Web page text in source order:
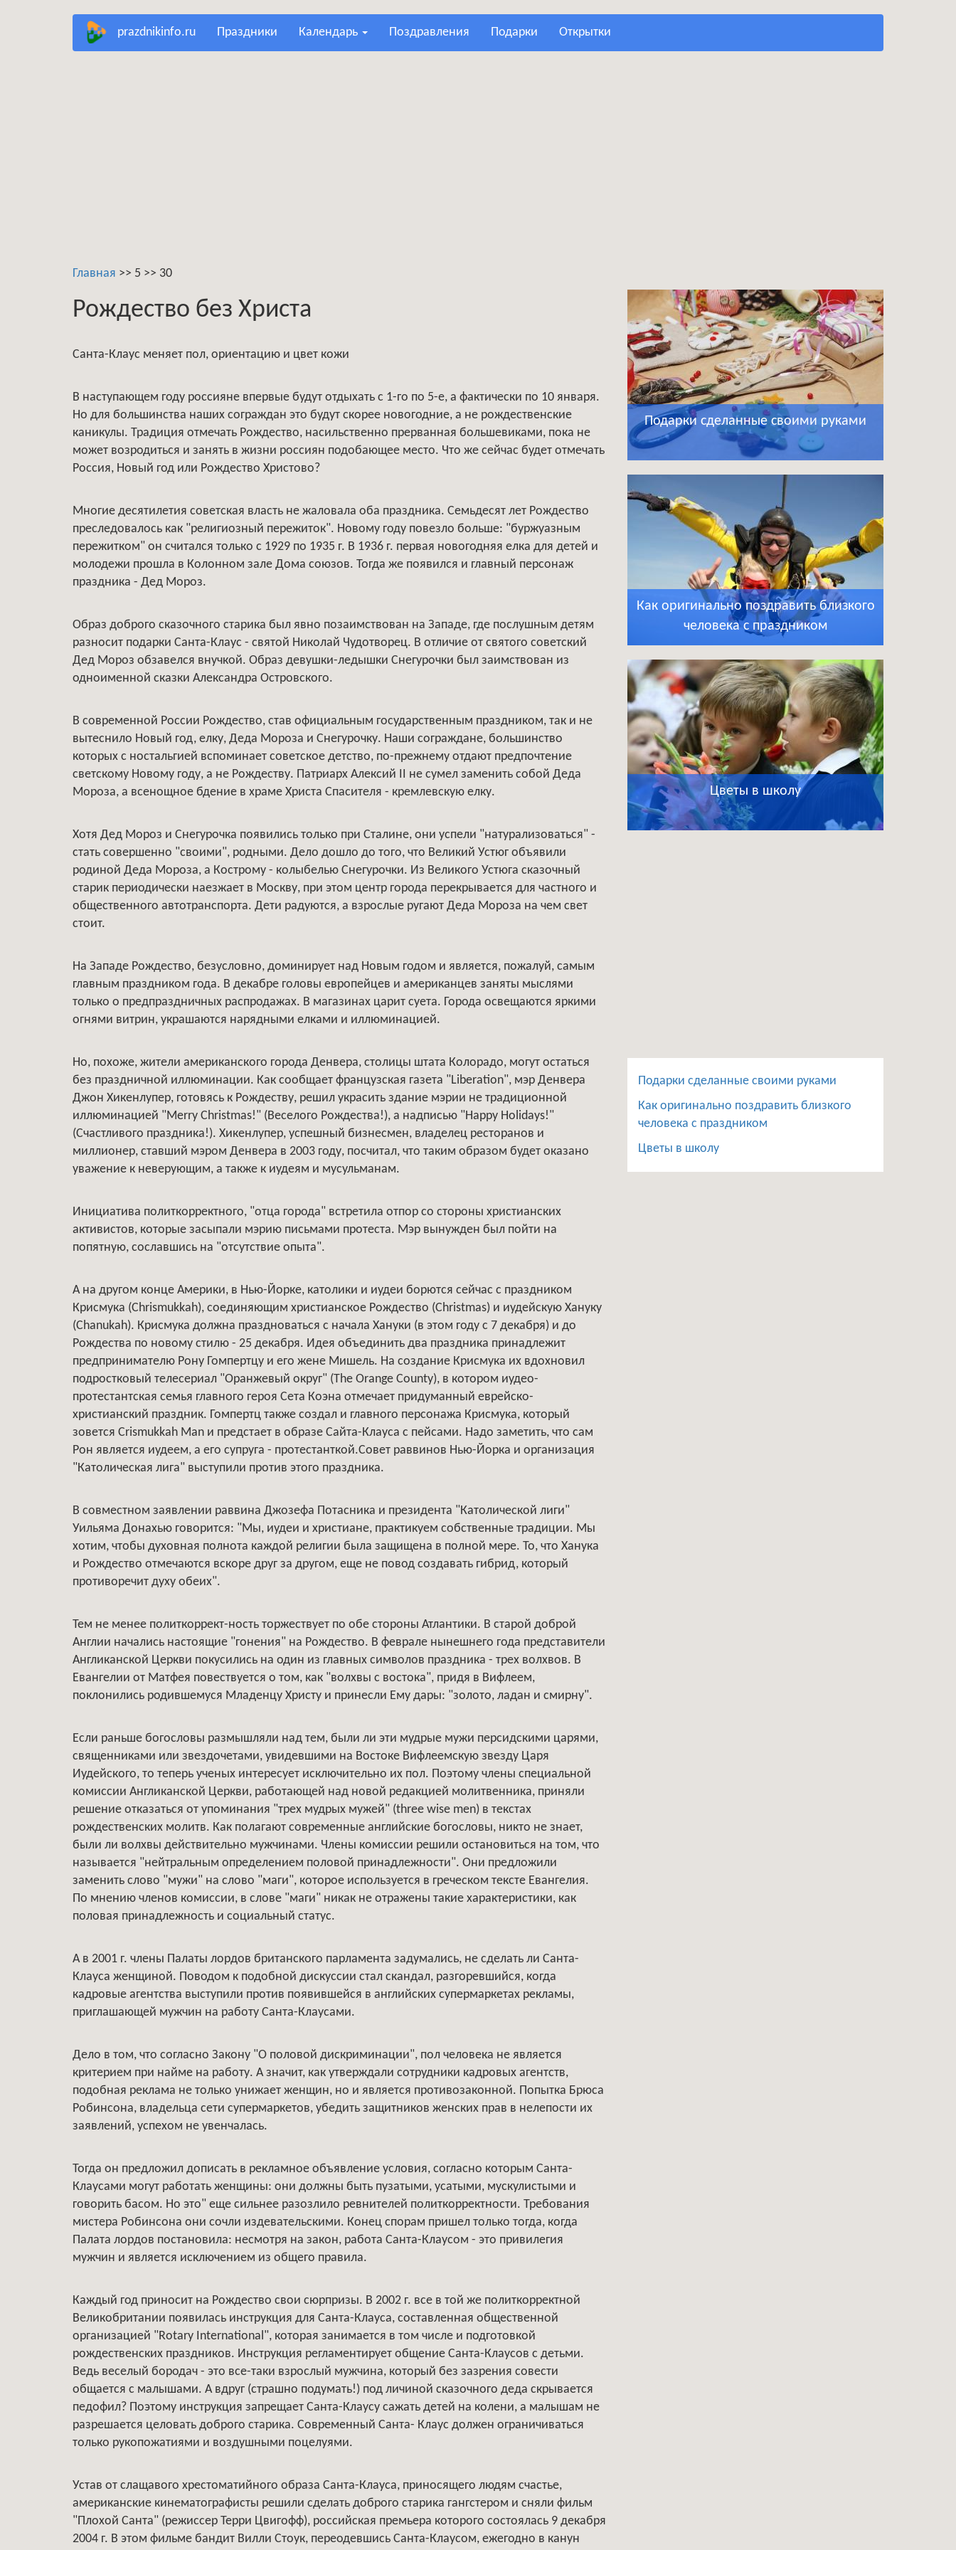
prazdnikinfo.ru праздники календарь поздравления подарки открытки
Главная >> 5 >> 30
Рождество без Христа
Санта-Клаус меняет пол, ориентацию и цвет кожи
В наступающем году россияне впервые будут отдыхать с 1-го по 5-е, а фактически по 10 января.
Но для большинства наших сограждан это будут скорее новогодние, а не рождественские
каникулы. Традиция отмечать Рождество, насильственно прерванная большевиками, пока не
может возродиться и занять в жизни россиян подобающее место. Что же сейчас будет отмечать
Россия, Новый год или Рождество Христово?
Многие десятилетия советская власть не жаловала оба праздника. Семьдесят лет Рождество
преследовалось как "религиозный пережиток". Новому году повезло больше: "буржуазным
пережитком" он считался только с 1929 по 1935 г. В 1936 г. первая новогодняя елка для детей и
молодежи прошла в Колонном зале Дома союзов. Тогда же появился и главный персонаж
праздника - Дед Мороз.
Образ доброго сказочного старика был явно позаимствован на Западе, где послушным детям
разносит подарки Санта-Клаус - святой Николай Чудотворец. В отличие от святого советский
Дед Мороз обзавелся внучкой. Образ девушки-ледышки Снегурочки был заимствован из
одноименной сказки Александра Островского.
В современной России Рождество, став официальным государственным праздником, так и не
вытеснило Новый год, елку, Деда Мороза и Снегурочку. Наши сограждане, большинство
которых с ностальгией вспоминает советское детство, по-прежнему отдают предпочтение
светскому Новому году, а не Рождеству. Патриарх Алексий II не сумел заменить собой Деда
Мороза, а всенощное бдение в храме Христа Спасителя - кремлевскую елку.
Хотя Дед Мороз и Снегурочка появились только при Сталине, они успели "натурализоваться" -
стать совершенно "своими", родными. Дело дошло до того, что Великий Устюг объявили
родиной Деда Мороза, а Кострому - колыбелью Снегурочки. Из Великого Устюга сказочный
старик периодически наезжает в Москву, при этом центр города перекрывается для частного и
общественного автотранспорта. Дети радуются, а взрослые ругают Деда Мороза на чем свет
стоит.
На Западе Рождество, безусловно, доминирует над Новым годом и является, пожалуй, самым
главным праздником года. В декабре головы европейцев и американцев заняты мыслями
только о предпраздничных распродажах. В магазинах царит суета. Города освещаются яркими
огнями витрин, украшаются нарядными елками и иллюминацией.
Но, похоже, жители американского города Денвера, столицы штата Колорадо, могут остаться
без праздничной иллюминации. Как сообщает французская газета "Liberation", мэр Денвера
Джон Хикенлупер, готовясь к Рождеству, решил украсить здание мэрии не традиционной
иллюминацией "Merry Christmas!" (Веселого Рождества!), а надписью "Happy Holidays!"
(Счастливого праздника!). Хикенлупер, успешный бизнесмен, владелец ресторанов и
миллионер, ставший мэром Денвера в 2003 году, посчитал, что таким образом будет оказано
уважение к неверующим, а также к иудеям и мусульманам.
Инициатива политкорректного, "отца города" встретила отпор со стороны христианских
активистов, которые засыпали мэрию письмами протеста. Мэр вынужден был пойти на
попятную, сославшись на "отсутствие опыта".
А на другом конце Америки, в Нью-Йорке, католики и иудеи борются сейчас с праздником
Крисмука (Chrismukkah), соединяющим христианское Рождество (Christmas) и иудейскую Хануку
(Chanukah). Крисмука должна праздноваться с начала Хануки (в этом году с 7 декабря) и до
Рождества по новому стилю - 25 декабря. Идея объединить два праздника принадлежит
предпринимателю Рону Гомпертцу и его жене Мишель. На создание Крисмука их вдохновил
подростковый телесериал "Оранжевый округ" (The Orange County), в котором иудео-
протестантская семья главного героя Сета Коэна отмечает придуманный еврейско-
христианский праздник. Гомпертц также создал и главного персонажа Крисмука, который
зовется Crismukkah Man и предстает в образе Сайта-Клауса с пейсами. Надо заметить, что сам
Рон является иудеем, а его супруга - протестанткой.Совет раввинов Нью-Йорка и организация
"Католическая лига" выступили против этого праздника.
В совместном заявлении раввина Джозефа Потасника и президента "Католической лиги"
Уильяма Донахью говорится: "Мы, иудеи и христиане, практикуем собственные традиции. Мы
хотим, чтобы духовная полнота каждой религии была защищена в полной мере. То, что Ханука
и Рождество отмечаются вскоре друг за другом, еще не повод создавать гибрид, который
противоречит духу обеих".
Тем не менее политкоррект-ность торжествует по обе стороны Атлантики. В старой доброй
Англии начались настоящие "гонения" на Рождество. В феврале нынешнего года представители
Англиканской Церкви покусились на один из главных символов праздника - трех волхвов. В
Евангелии от Матфея повествуется о том, как "волхвы с востока", придя в Вифлеем,
поклонились родившемуся Младенцу Христу и принесли Ему дары: "золото, ладан и смирну".
Если раньше богословы размышляли над тем, были ли эти мудрые мужи персидскими царями,
священниками или звездочетами, увидевшими на Востоке Вифлеемскую звезду Царя
Иудейского, то теперь ученых интересует исключительно их пол. Поэтому члены специальной
комиссии Англиканской Церкви, работающей над новой редакцией молитвенника, приняли
решение отказаться от упоминания "трех мудрых мужей" (three wise men) в текстах
рождественских молитв. Как полагают современные английские богословы, никто не знает,
были ли волхвы действительно мужчинами. Члены комиссии решили остановиться на том, что
называется "нейтральным определением половой принадлежности". Они предложили
заменить слово "мужи" на слово "маги", которое используется в греческом тексте Евангелия.
По мнению членов комиссии, в слове "маги" никак не отражены такие характеристики, как
половая принадлежность и социальный статус.
А в 2001 г. члены Палаты лордов британского парламента задумались, не сделать ли Санта-
Клауса женщиной. Поводом к подобной дискуссии стал скандал, разгоревшийся, когда
кадровые агентства выступили против появившейся в английских супермаркетах рекламы,
приглашающей мужчин на работу Санта-Клаусами.
Дело в том, что согласно Закону "О половой дискриминации", пол человека не является
критерием при найме на работу. А значит, как утверждали сотрудники кадровых агентств,
подобная реклама не только унижает женщин, но и является противозаконной. Попытка Брюса
Робинсона, владельца сети супермаркетов, убедить защитников женских прав в нелепости их
заявлений, успехом не увенчалась.
Тогда он предложил дописать в рекламное объявление условия, согласно которым Санта-
Клаусами могут работать женщины: они должны быть пузатыми, усатыми, мускулистыми и
говорить басом. Но это" еще сильнее разозлило ревнителей политкорректности. Требования
мистера Робинсона они сочли издевательскими. Конец спорам пришел только тогда, когда
Палата лордов постановила: несмотря на закон, работа Санта-Клаусом - это привилегия
мужчин и является исключением из общего правила.
Каждый год приносит на Рождество свои сюрпризы. В 2002 г. все в той же политкорректной
Великобритании появилась инструкция для Санта-Клауса, составленная общественной
организацией "Rotary International", которая занимается в том числе и подготовкой
рождественских праздников. Инструкция регламентирует общение Санта-Клаусов с детьми.
Ведь веселый бородач - это все-таки взрослый мужчина, который без зазрения совести
общается с малышами. А вдруг (страшно подумать!) под личиной сказочного деда скрывается
педофил? Поэтому инструкция запрещает Санта-Клаусу сажать детей на колени, а малышам не
разрешается целовать доброго старика. Современный Санта- Клаус должен ограничиваться
только рукопожатиями и воздушными поцелуями.
Устав от слащавого хрестоматийного образа Санта-Клауса, приносящего людям счастье,
американские кинематографисты решили сделать доброго старика гангстером и сняли фильм
"Плохой Санта" (режиссер Терри Цвигофф), российская премьера которого состоялась 9 декабря
2004 г. В этом фильме бандит Вилли Стоук, переодевшись Санта-Клаусом, ежегодно в канун
Подарки сделанные своими руками
Как оригинально поздравить близкого
человека с праздником
Цветы в школу
Подарки сделанные своими руками
Как оригинально поздравить близкого
человека с праздником
Цветы в школу